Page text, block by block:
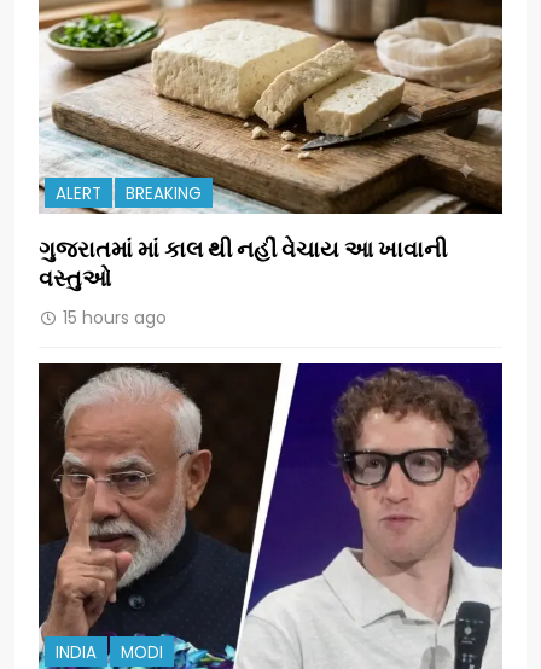
ALERT BREAKING
ગુજરાતમાં માં કાલ થી નહીં વેચાય આ ખાવાની
વસ્તુઓ
15 hours ago
INDIA MODI